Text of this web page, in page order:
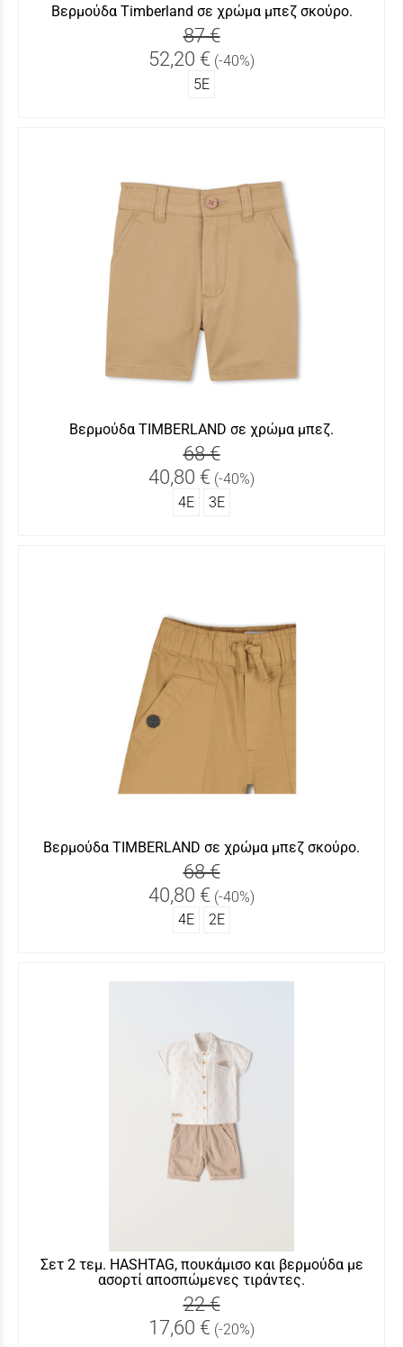
Βερμούδα Timberland σε χρώμα μπεζ σκούρο.
87 €
52,20 € (-40%)
5Ε
Βερμούδα TIMBERLAND σε χρώμα μπεζ.
68 €
40,80 € (-40%)
4Ε
3Ε
Βερμούδα TIMBERLAND σε χρώμα μπεζ σκούρο.
68 €
40,80 € (-40%)
4Ε
2Ε
Σετ 2 τεμ. HASHTAG, πουκάμισο και βερμούδα με
ασορτί αποσπώμενες τιράντες.
22 €
17,60 € (-20%)